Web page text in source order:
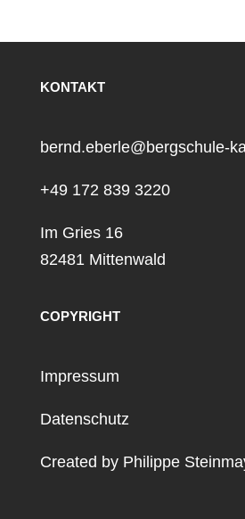
KONTAKT
bernd.eberle@bergschule-
+49 172 839 3220
Im Gries 16
82481 Mittenwald
COPYRIGHT
Impressum
Datenschutz
Created by Philippe